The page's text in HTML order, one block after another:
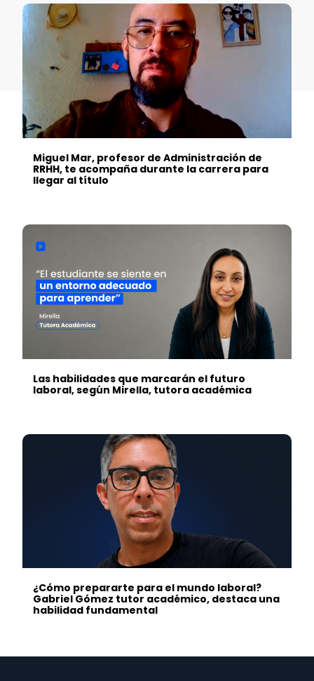
Miguel Mar, profesor de Administración de
RRHH, te acompaña durante la carrera para
llegar al título
Las habilidades que marcarán el futuro
laboral, según Mirella, tutora académica
¿Cómo prepararte para el mundo laboral?
Gabriel Gómez tutor académico, destaca una
habilidad fundamental